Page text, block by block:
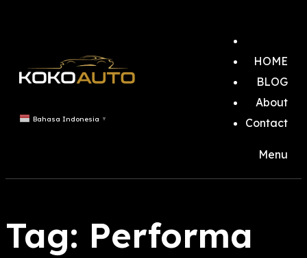
Bahasa Indonesia ▼
HOME
BLOG
About
Contact
Menu
Tag: Performa